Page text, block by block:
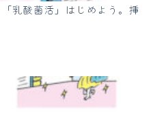
乳酸菌活」はじめよう。挿